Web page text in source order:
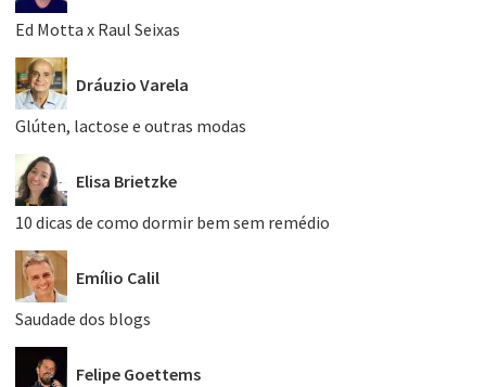
Ed Motta x Raul Seixas
Dráuzio Varela
Glúten, lactose e outras modas
Elisa Brietzke
10 dicas de como dormir bem sem remédio
Emílio Calil
Saudade dos blogs
Felipe Goettems